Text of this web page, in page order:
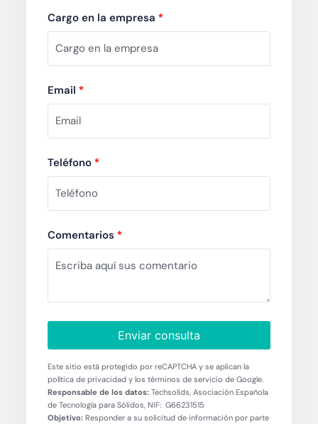
Cargo en la empresa *
Email *
Teléfono *
Comentarios *
Enviar consulta
Este sitio está protegido por reCAPTCHA y se aplican la
política de privacidad y los términos de servicio de Google.
Responsable de los datos:Techsolids, Asociación Española
de Tecnología para Sólidos, NIF: G66231515
Objetivo:Responder a su solicitud de información por parte